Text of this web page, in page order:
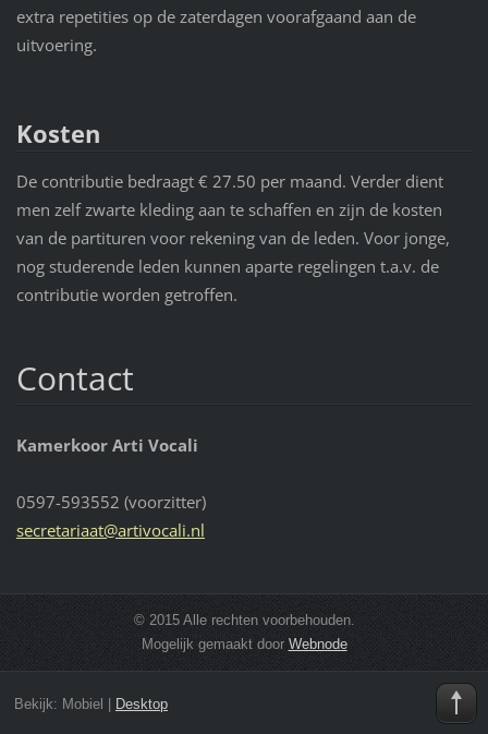
extra repetities op de zaterdagen voorafgaand aan de
uitvoering.
Kosten
De contributie bedraagt € 27.50 per maand. Verder dient
men zelf zwarte kleding aan te schaffen en zijn de kosten
van de partituren voor rekening van de leden. Voor jonge,
nog studerende leden kunnen aparte regelingen t.a.v. de
contributie worden getroffen.
Contact
Kamerkoor Arti Vocali
0597-593552 (voorzitter)
secretariaat@artivocali.nl
© 2015 Alle rechten voorbehouden.
Mogelijk gemaakt door Webnode
Bekijk: Mobiel Desktop